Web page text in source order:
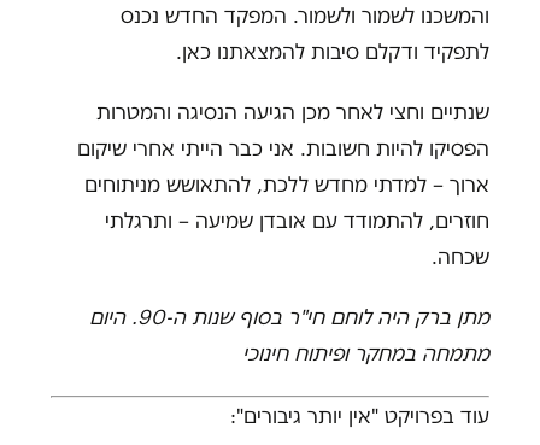
והמשכנו לשמור ולשמור. המפקד החדש נכנס
לתפקיד ודקלם סיבות להמצאתנו כאן.
שנתיים וחצי לאחר מכן הגיעה הנסיגה והמטרות
הפסיקו להיות חשובות. אני כבר הייתי אחרי שיקום
ארוך – למדתי מחדש ללכת, להתאושש מניתוחים
חוזרים, להתמודד עם אובדן שמיעה – ותרגלתי
שכחה.
מתן ברק היה לוחם חי"ר בסוף שנות ה-90. היום
מתמחה במחקר ופיתוח חינוכי
עוד בפרויקט "אין יותר גיבורים":